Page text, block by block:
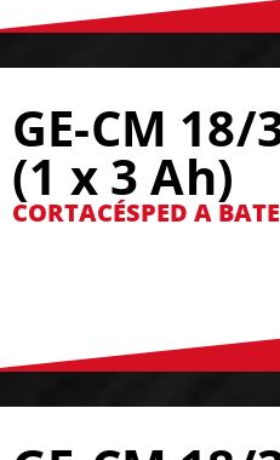
GE-CM 18/
(1 x 3 Ah)
CORTACÉSPED A